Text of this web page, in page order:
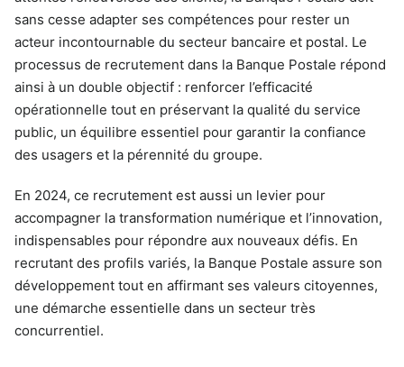
sans cesse adapter ses compétences pour rester un
acteur incontournable du secteur bancaire et postal. Le
processus de recrutement dans la Banque Postale répond
ainsi à un double objectif : renforcer l’efficacité
opérationnelle tout en préservant la qualité du service
public, un équilibre essentiel pour garantir la confiance
des usagers et la pérennité du groupe.
En 2024, ce recrutement est aussi un levier pour
accompagner la transformation numérique et l’innovation,
indispensables pour répondre aux nouveaux défis. En
recrutant des profils variés, la Banque Postale assure son
développement tout en affirmant ses valeurs citoyennes,
une démarche essentielle dans un secteur très
concurrentiel.